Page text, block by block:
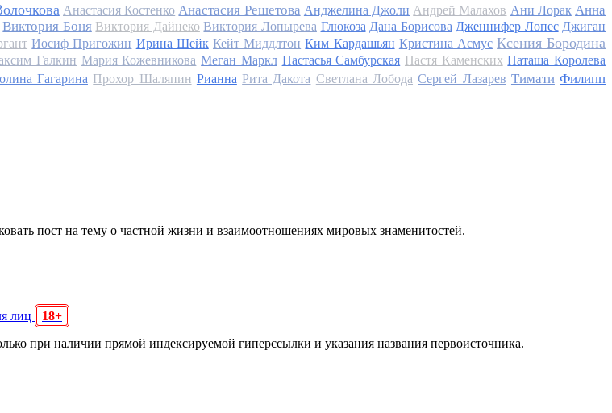
Анастасия Костенко Анастасия Решетова Анджелина Джоли Андрей Малахов Ани Лорак Анна
Виктория Боня Виктория Дайнеко Виктория Лопырева Глюкоза Дана Борисова Дженнифер Лопес Джиган
Иосиф Пригожин Ирина Шейк Кейт Миддлтон Ким Кардашьян Кристина Асмус Ксения Бородина
Галкин Мария Кожевникова Меган Маркл Настасья Самбурская Настя Каменских Наташа Королева
Гагарина Прохор Шаляпин Рианна Рита Дакота Светлана Лобода Сергей Лазарев Тимати Филипп
пост на тему о частной жизни и взаимоотношениях мировых знаменитостей.
лиц
18+
при наличии прямой индексируемой гиперссылки и указания названия первоисточника.